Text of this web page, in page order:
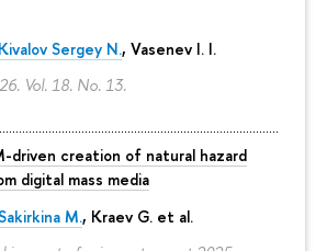
Kivalov Sergey N., Vasenev I. I.
Vol. 18. No. 13.
driven creation of natural hazard
digital mass media
M., Kraev G. et al.